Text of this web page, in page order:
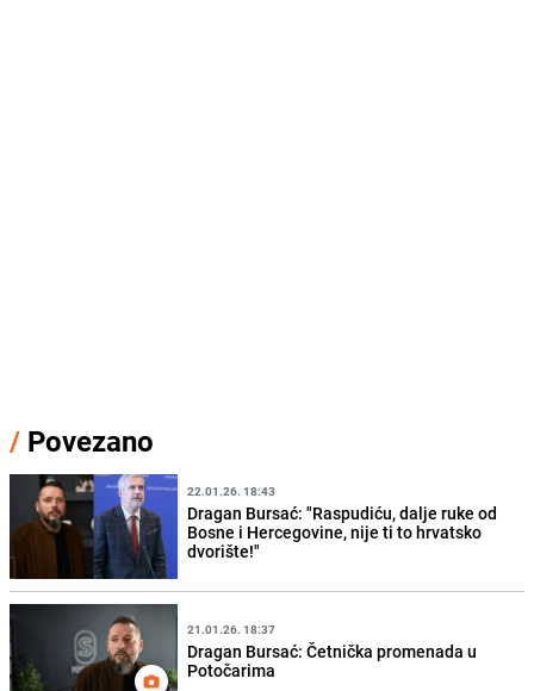
/ Povezano
22.01.26. 18:43
Dragan Bursać: "Raspudiću, dalje ruke od
Bosne i Hercegovine, nije ti to hrvatsko
dvorište!"
21.01.26. 18:37
Dragan Bursać: Četnička promenada u
Potočarima